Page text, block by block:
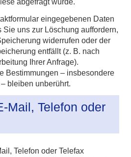
eingegebenen Daten
uns zur Löschung auffordern,
widerrufen oder der
entfällt (z. B. nach
Ihrer Anfrage).
Bestimmungen – insbesondere
bleiben unberührt.
Mail, Telefon oder
Telefon oder Telefax